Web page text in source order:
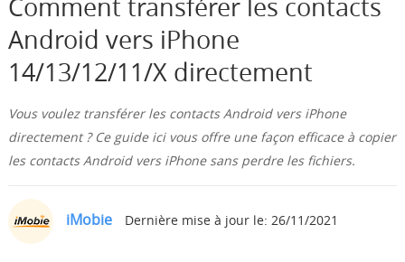
Déverrouillage & Récupération
Transfert
Multimédia
Solutions
Comment transférer les contacts
Android vers iPhone
14/13/12/11/X directement
Vous voulez transférer les contacts Android vers iPhone
directement ? Ce guide ici vous offre une façon efficace à copier
les contacts Android vers iPhone sans perdre les fichiers.
iMobie Dernière mise à jour le: 26/11/2021